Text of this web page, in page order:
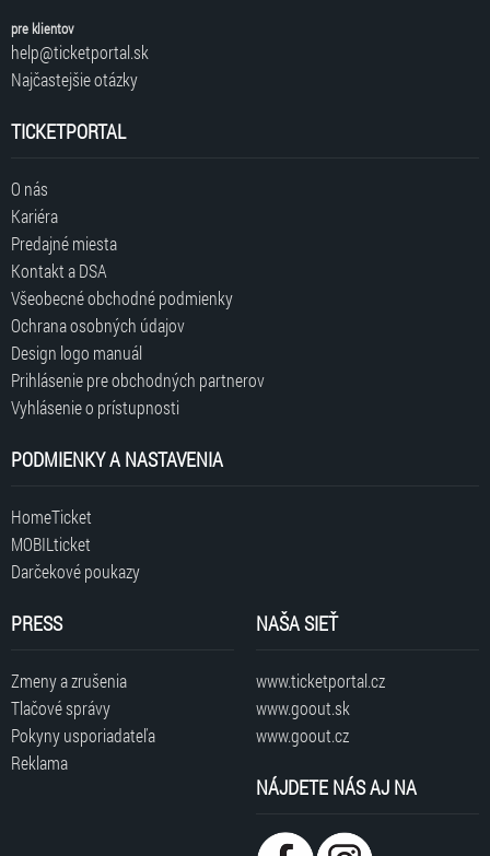
pre klientov
help@ticketportal.sk
Najčastejšie otázky
TICKETPORTAL
O nás
Kariéra
Predajné miesta
Kontakt a DSA
Všeobecné obchodné podmienky
Ochrana osobných údajov
Design logo manuál
Prihlásenie pre obchodných partnerov
Vyhlásenie o prístupnosti
PODMIENKY A NASTAVENIA
HomeTicket
MOBILticket
Darčekové poukazy
PRESS
Zmeny a zrušenia
Tlačové správy
Pokyny usporiadateľa
Reklama
NAŠA SIEŤ
www.ticketportal.cz
www.goout.sk
www.goout.cz
NÁJDETE NÁS AJ NA